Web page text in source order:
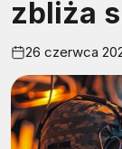
zbliża
26 czerwca